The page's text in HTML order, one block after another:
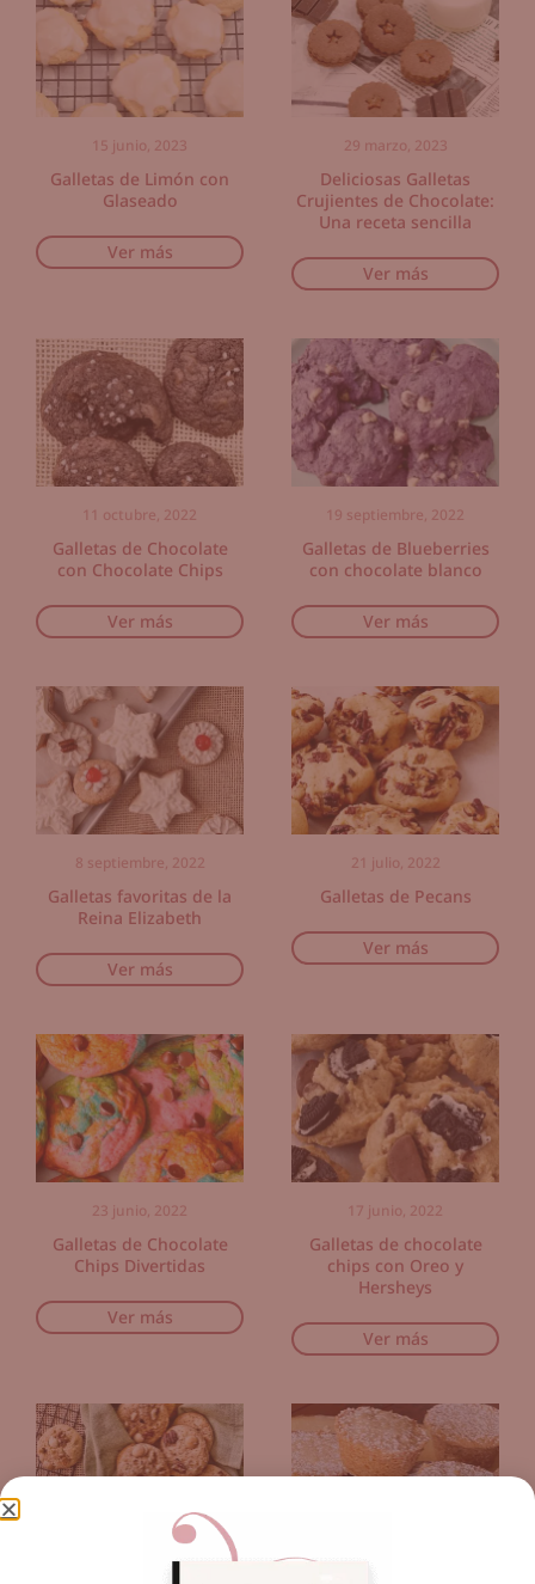
15 junio, 2023
Galletas de Limón con
Glaseado
Ver más
29 marzo, 2023
Deliciosas Galletas
Crujientes de Chocolate:
Una receta sencilla
Ver más
11 octubre, 2022
Galletas de Chocolate
con Chocolate Chips
Ver más
19 septiembre, 2022
Galletas de Blueberries
con chocolate blanco
Ver más
8 septiembre, 2022
Galletas favoritas de la
Reina Elizabeth
Ver más
21 julio, 2022
Galletas de Pecans
Ver más
23 junio, 2022
Galletas de Chocolate
Chips Divertidas
Ver más
17 junio, 2022
Galletas de chocolate
chips con Oreo y
Hersheys
Ver más